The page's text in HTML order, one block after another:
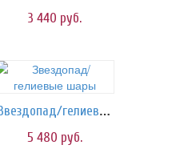
3 440 руб.
Звездопад/гелиевые шары
5 480 руб.